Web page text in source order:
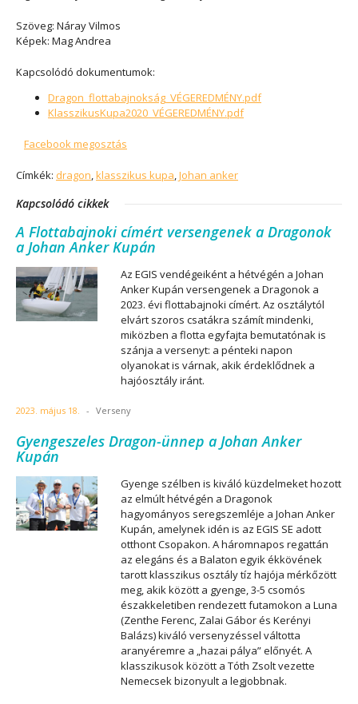
Szöveg: Náray Vilmos
Képek: Mag Andrea
Kapcsolódó dokumentumok:
Dragon_flottabajnokság_VÉGEREDMÉNY.pdf
KlasszikusKupa2020_VÉGEREDMÉNY.pdf
Facebook megosztás
Címkék: dragon,klasszikus kupa,Johan anker
Kapcsolódó cikkek
A Flottabajnoki címért versengenek a Dragonok
a Johan Anker Kupán
Az EGIS vendégeiként a hétvégén a Johan
Anker Kupán versengenek a Dragonok a
2023. évi flottabajnoki címért. Az osztálytól
elvárt szoros csatákra számít mindenki,
miközben a flotta egyfajta bemutatónak is
szánja a versenyt: a pénteki napon
olyanokat is várnak, akik érdeklődnek a
hajóosztály iránt.
2023. május 18. - Verseny
Gyengeszeles Dragon-ünnep a Johan Anker
Kupán
Gyenge szélben is kiváló küzdelmeket hozott
az elmúlt hétvégén a Dragonok
hagyományos seregszemléje a Johan Anker
Kupán, amelynek idén is az EGIS SE adott
otthont Csopakon. A háromnapos regattán
az elegáns és a Balaton egyik ékkövének
tarott klasszikus osztály tíz hajója mérkőzött
meg, akik között a gyenge, 3-5 csomós
északkeletiben rendezett futamokon a Luna
(Zenthe Ferenc, Zalai Gábor és Kerényi
Balázs) kiváló versenyzéssel váltotta
aranyéremre a „hazai pálya” előnyét. A
klasszikusok között a Tóth Zsolt vezette
Nemecsek bizonyult a legjobbnak.